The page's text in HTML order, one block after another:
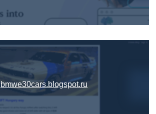
bmwe30cars.blogspot.ru